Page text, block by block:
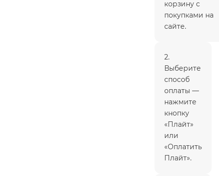
корзину с
покупками на
сайте.
2.
Выберите
способ
оплаты —
нажмите
кнопку
«Плайт»
или
«Оплатить
Плайт».